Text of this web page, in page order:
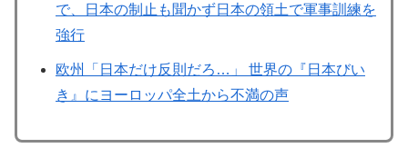
で、日本の制止も聞かず日本の領土で軍事訓練を
強行
欧州「日本だけ反則だろ…」 世界の『日本びい
き』にヨーロッパ全土から不満の声